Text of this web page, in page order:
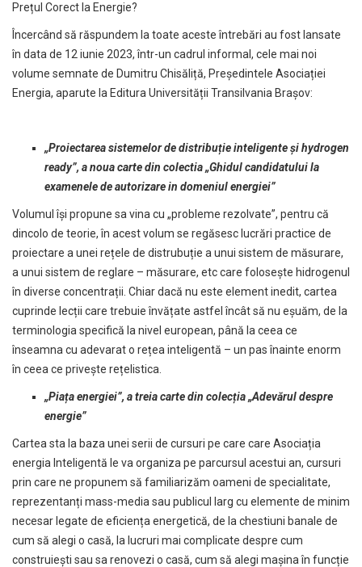
Prețul Corect la Energie?
Încercând să răspundem la toate aceste întrebări au fost lansate
în data de 12 iunie 2023, într-un cadrul informal, cele mai noi
volume semnate de Dumitru Chisăliță, Președintele Asociației
Energia, aparute la Editura Universității Transilvania Brașov:
„Proiectarea sistemelor de distribuție inteligente și hydrogen
ready”, a noua carte din colectia „Ghidul candidatului la
examenele de autorizare in domeniul energiei”
Volumul își propune sa vina cu „probleme rezolvate”, pentru că
dincolo de teorie, în acest volum se regăsesc lucrări practice de
proiectare a unei rețele de distrubuție a unui sistem de măsurare,
a unui sistem de reglare – măsurare, etc care folosește hidrogenul
în diverse concentrații. Chiar dacă nu este element inedit, cartea
cuprinde lecții care trebuie învățate astfel încât să nu eșuăm, de la
terminologia specifică la nivel european, până la ceea ce
înseamna cu adevarat o rețea inteligentă – un pas înainte enorm
în ceea ce privește rețelistica.
„Piața energiei”, a treia carte din colecția „Adevărul despre
energie”
Cartea sta la baza unei serii de cursuri pe care care Asociația
energia Inteligentă le va organiza pe parcursul acestui an, cursuri
prin care ne propunem să familiarizăm oameni de specialitate,
reprezentanți mass-media sau publicul larg cu elemente de minim
necesar legate de eficiența energetică, de la chestiuni banale de
cum să alegi o casă, la lucruri mai complicate despre cum
construiești sau sa renovezi o casă, cum să alegi mașina în funcție